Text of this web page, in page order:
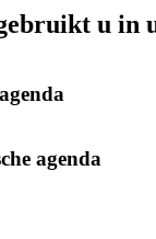
u in
agenda